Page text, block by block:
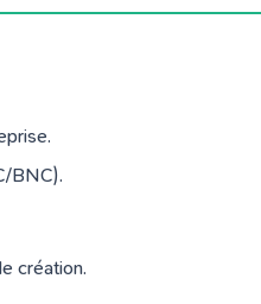
BNC).
création.